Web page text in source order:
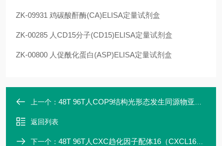
ZK-09931 鸡碳酸酐酶(CA)ELISA定量试剂盒
ZK-00285 人CD15分子(CD15)ELISA定量试剂盒
ZK-00800 人促酰化蛋白(ASP)ELISA定量试剂盒
上一个： 48T 96T人COP9结构光形态发生同源物亚基2（拟南芥）（COPS2）ELISA定量试剂盒
返回列表
下一个： 48T 96T人CXC趋化因子配体16（CXCL16）ELISA定量试剂盒ZK-00310